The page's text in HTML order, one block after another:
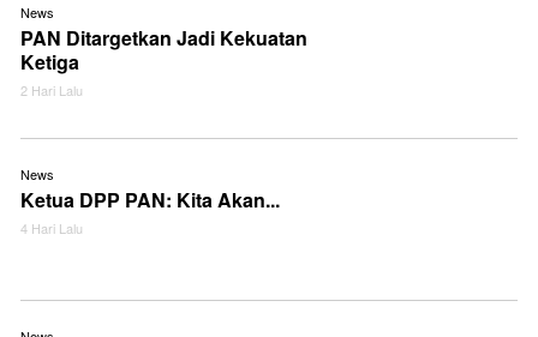
News
PAN Ditargetkan Jadi Kekuatan
Ketiga
2 Hari Lalu
News
Ketua DPP PAN: Kita Akan...
4 Hari Lalu